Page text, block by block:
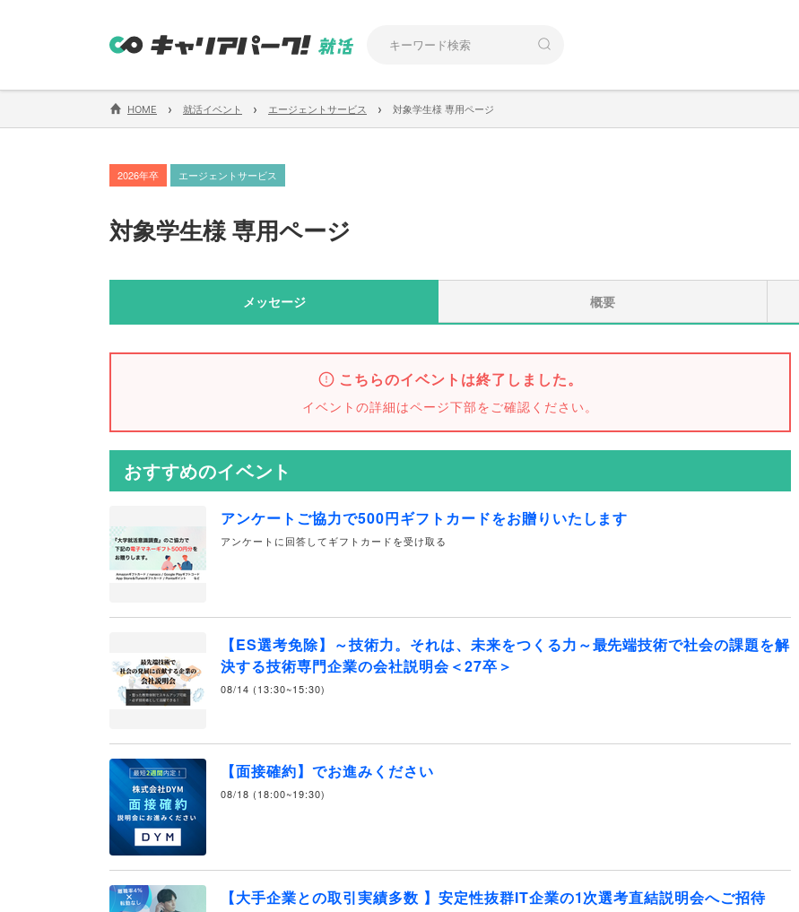
HOME › 就活イベント › エージェントサービス › 対象学生様 専用ページ
2026年卒 エージェントサービス
対象学生様 専用ページ
メッセージ 概要
こちらのイベントは終了しました。
イベントの詳細はページ下部をご確認ください。
おすすめのイベント
アンケートご協力で500円ギフトカードをお贈りいたします
アンケートに回答してギフトカードを受け取る
【ES選考免除】～技術力。それは、未来をつくる力～最先端技術で社会の課題を解
決する技術専門企業の会社説明会＜27卒＞
08/14 (13:30~15:30)
【面接確約】でお進みください
08/18 (18:00~19:30)
【大手企業との取引実績多数 】安定性抜群IT企業の1次選考直結説明会へご招待